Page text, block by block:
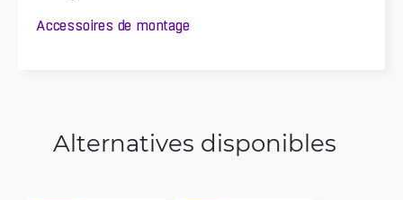
Accessoires de montage
Alternatives disponibles